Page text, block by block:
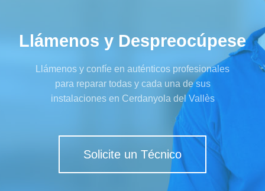
Llámenos y Despreocúpese
Llámenos y confíe en auténticos profesionales
para reparar todas y cada una de sus
instalaciones en Cerdanyola del Vallès
Solicite un Técnico